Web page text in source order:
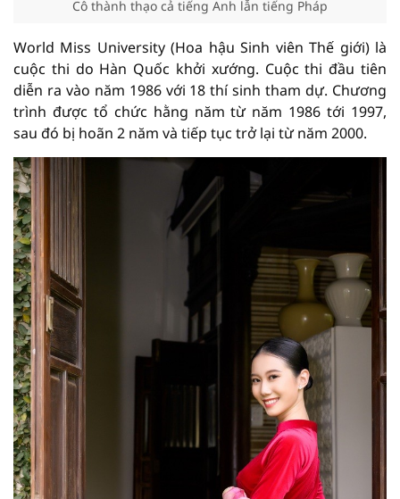
Cô thành thạo cả tiếng Anh lẫn tiếng Pháp
World Miss University (Hoa hậu Sinh viên Thế giới) là
cuộc thi do Hàn Quốc khởi xướng. Cuộc thi đầu tiên
diễn ra vào năm 1986 với 18 thí sinh tham dự. Chương
trình được tổ chức hằng năm từ năm 1986 tới 1997,
sau đó bị hoãn 2 năm và tiếp tục trở lại từ năm 2000.